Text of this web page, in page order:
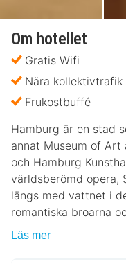
Om hotellet
Gratis Wifi
Nära kollektivtrafik
Frukostbuffé
Hamburg är en stad
annat Museum of Art
och Hamburg
världsberömd opera,
längs med vattnet i
romantiska broarna
Läs mer